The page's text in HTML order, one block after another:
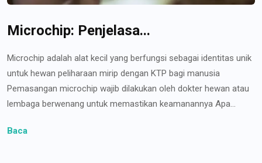
Microchip: Penjelasa...
Microchip adalah alat kecil yang berfungsi sebagai identitas unik
untuk hewan peliharaan mirip dengan KTP bagi manusia
Pemasangan microchip wajib dilakukan oleh dokter hewan atau
lembaga berwenang untuk memastikan keamanannya Apa...
Baca